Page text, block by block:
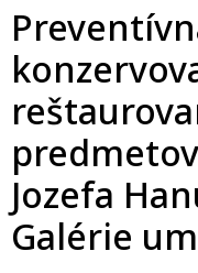
Jozefa
Galérie